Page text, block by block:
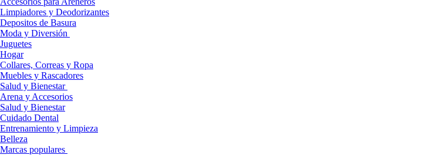
Limpiadores y Deodorizantes
Depositos de Basura
Moda y Diversión
Juguetes
Hogar
Collares, Correas y Ropa
Muebles y Rascadores
Salud y Bienestar
Arena y Accesorios
Salud y Bienestar
Cuidado Dental
Entrenamiento y Limpieza
Belleza
Marcas populares